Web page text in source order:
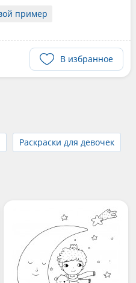
пример
В избранное
Раскраски для девочек